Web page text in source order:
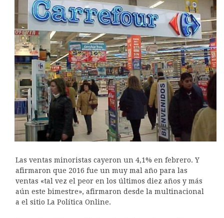
Las ventas minoristas cayeron un 4,1% en febrero. Y
afirmaron que 2016 fue un muy mal año para las
ventas «tal vez el peor en los últimos diez años y más
aún este bimestre», afirmaron desde la multinacional
a el sitio La Política Online.